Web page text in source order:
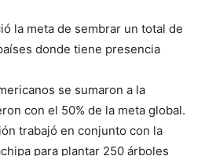
la meta de sembrar un total de
donde tiene presencia
se sumaron a la
con el 50% de la meta global.
trabajó en conjunto con la
para plantar 250 árboles